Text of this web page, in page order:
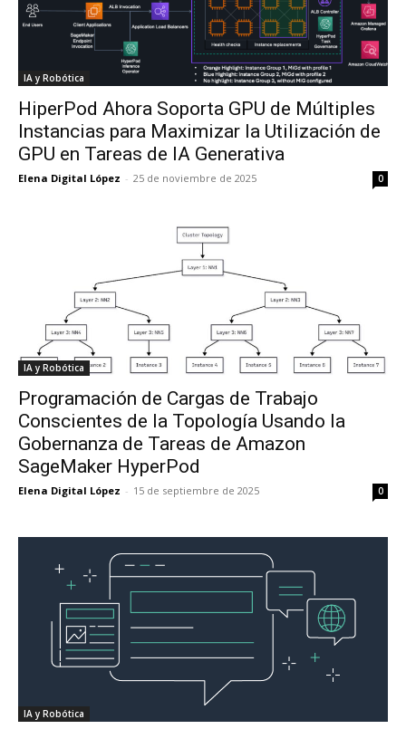
IA y Robótica
HiperPod Ahora Soporta GPU de Múltiples
Instancias para Maximizar la Utilización de
GPU en Tareas de IA Generativa
Elena Digital López - 25 de noviembre de 2025 0
IA y Robótica
Programación de Cargas de Trabajo
Conscientes de la Topología Usando la
Gobernanza de Tareas de Amazon
SageMaker HyperPod
Elena Digital López - 15 de septiembre de 2025 0
IA y Robótica